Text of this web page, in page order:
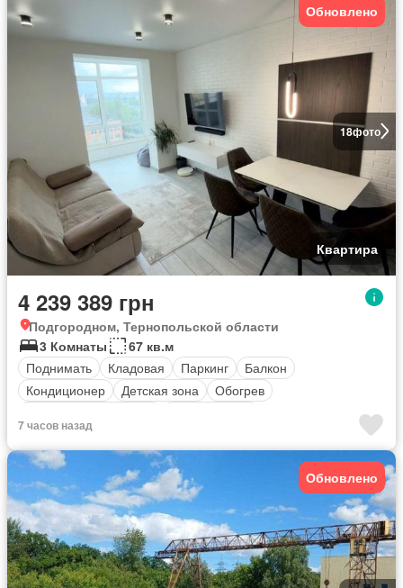
18фото
Обновлено
Квартира
4 239 389 грн
Подгородном, Тернопольской области
3 Комнаты
67 кв.м
Поднимать
Кладовая Паркинг
Балкон
Кондиционер
Детская зона
Обогрев
Полностью меблирована
7 часов назад
Обновлено